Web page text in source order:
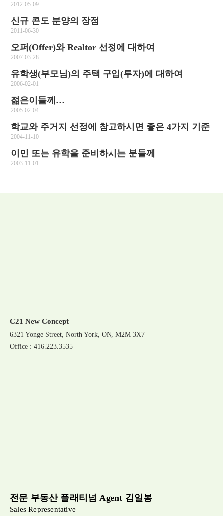
2012-05-09
신규 콘도 분양의 장점
2011-06-30
오퍼(Offer)와 Realtor 선정에 대하여
2007-03-28
유학생(부모님)의 주택 구입(투자)에 대하여
2006-02-01
젊은이들께…
2005-02-04
학교와 주거지 선정에 참고하시면 좋은 4가지 기준
2004-11-10
이민 또는 유학을 준비하시는 분들께
2003-11-01
C21 New Concept
6321 Yonge Street, North York, ON, M2M 3X7
Office : 416.223.3535
전문 부동산 플래티넘 Agent 김일봉
Sales Representative